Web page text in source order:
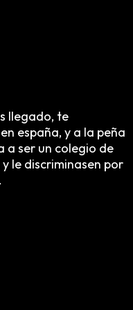
llegado, te
españa, y a la peña
a ser un colegio de
le discriminasen por